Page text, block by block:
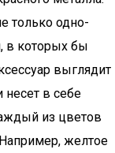
толь­ко одно­
в кото­рых бы
выгля­дит
несет в себе
из цве­тов
жел­тое